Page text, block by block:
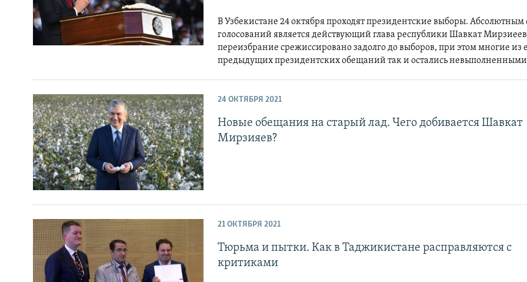
В Узбекистане 24 октября проходят президентские выборы.
голосований является действующий глава республики Шавкат
переизбрание срежиссировано задолго до выборов, при этом многие из
предыдущих президентских обещаний так и остались
24 ОКТЯБРЯ 2021
Новые обещания на старый лад. Чего добивается Шавкат
Мирзияев?
21 ОКТЯБРЯ 2021
Тюрьма и пытки. Как в Таджикистане расправляются с
критиками